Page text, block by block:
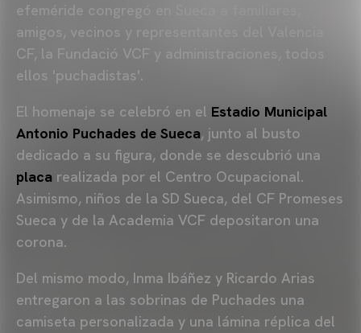
efeméride congregó en Sueca a familiares,
amigos, vecinos y representantes del Valencia
CF, la Fundació VCF y administraciones, todos
ellos 'puchadistas'.
El homenaje se celebró en el Estadio Municipal
Antonio Puchades de Sueca, junto al busto
dedicado a su figura, donde se descubrió una
placa realizada por el Centro Ocupacional.
Asimismo, niños de la SD Sueca, del CF Promeses
Sueca y de la Academia VCF depositaron una
corona.
Del mismo modo, Inma Ibáñez y Ricardo Arias
entregaron a las sobrinas de Puchades una
camiseta personalizada y una lámina réplica del